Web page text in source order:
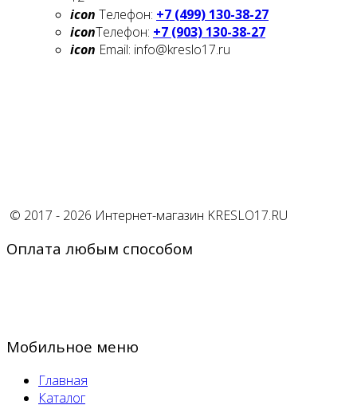
icon Телефон: +7 (499) 130-38-27
iconТелефон: +7 (903) 130-38-27
icon Email: info@kreslo17.ru
© 2017 - 2026 Интернет-магазин KRESLO17.RU
Оплата любым способом
Мобильное меню
Главная
Каталог